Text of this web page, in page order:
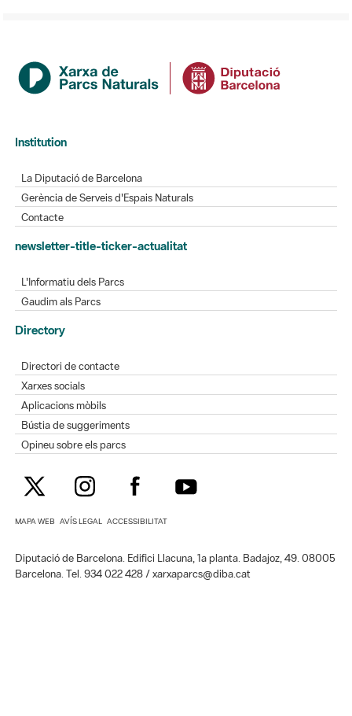
Institution
La Diputació de Barcelona
Gerència de Serveis d'Espais Naturals
Contacte
newsletter-title-ticker-actualitat
L'Informatiu dels Parcs
Gaudim als Parcs
Directory
Directori de contacte
Xarxes socials
Aplicacions mòbils
Bústia de suggeriments
Opineu sobre els parcs
MAPA WEB AVÍS LEGAL ACCESSIBILITAT
Diputació de Barcelona. Edifici Llacuna, 1a planta. Badajoz, 49. 08005
Barcelona. Tel. 934 022 428 / xarxaparcs@diba.cat